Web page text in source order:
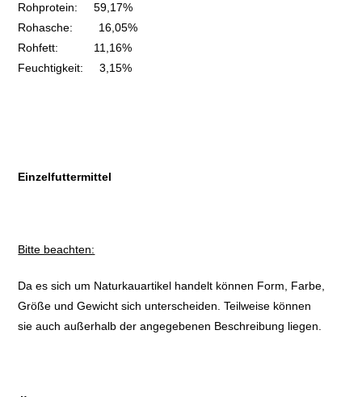
Rohprotein: 59,17%
Rohasche: 16,05%
Rohfett: 11,16%
Feuchtigkeit: 3,15%
Einzelfuttermittel
Bitte beachten:
Da es sich um Naturkauartikel handelt können Form, Farbe,
Größe und Gewicht sich unterscheiden. Teilweise können
sie auch außerhalb der angegebenen Beschreibung liegen.